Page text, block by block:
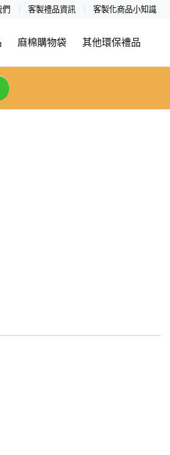
們 客製禮品資訊 客製化商品小知識
麻棉購物袋 其他環保禮品